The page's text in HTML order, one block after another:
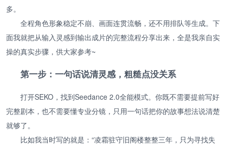
多。
全程角色形象稳定不崩、画面连贯流畅，还不用排队等生成。下
面我就把从输入灵感到输出成片的完整流程分享出来，全是我亲自实
操的真实步骤，供大家参考~
第一步：一句话说清灵感，粗糙点没关系
打开SEKO，找到Seedance 2.0全能模式。你既不需要提前写好
完整剧本，也不需要懂专业分镜，只用一句话把你的故事想法说清楚
就够了。
比如我当时写的就是：“凌霜驻守旧阁楼整整三年，只为寻找失